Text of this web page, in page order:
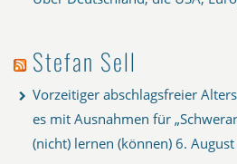
Stefan Sell
Vorzeitiger abschlagsfreier
es mit Ausnahmen für
(nicht) lernen (können) 6.